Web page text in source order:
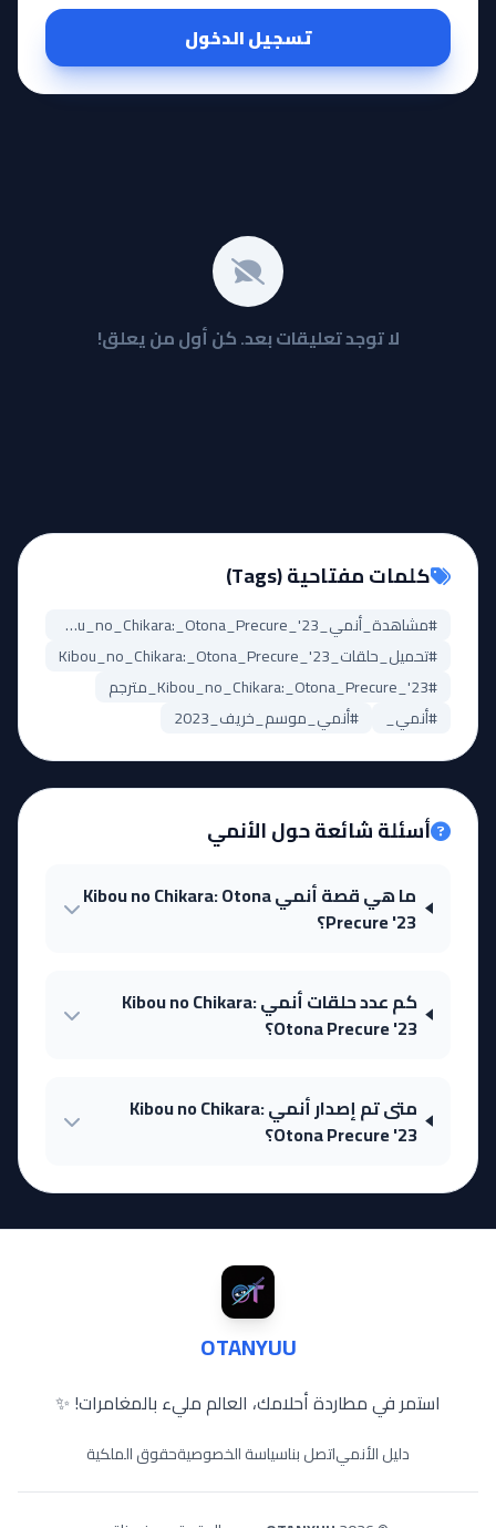
تسجيل الدخول
لا توجد تعليقات بعد. كن أول من يعلق!
كلمات مفتاحية (Tags)
#مشاهدة_أنمي_Kibou_no_Chikara:_Otona_Precure_'23
#تحميل_حلقات_Kibou_no_Chikara:_Otona_Precure_'23
#Kibou_no_Chikara:_Otona_Precure_'23_مترجم
#أنمي_
#أنمي_موسم_خريف_2023
أسئلة شائعة حول الأنمي
ما هي قصة أنمي Kibou no Chikara: Otona
Precure '23؟
كم عدد حلقات أنمي Kibou no Chikara:
Otona Precure '23؟
متى تم إصدار أنمي Kibou no Chikara:
Otona Precure '23؟
OTANYUU
استمر في مطاردة أحلامك، العالم مليء بالمغامرات! ✨
دليل الأنمياتصل بناسياسة الخصوصيةحقوق الملكية